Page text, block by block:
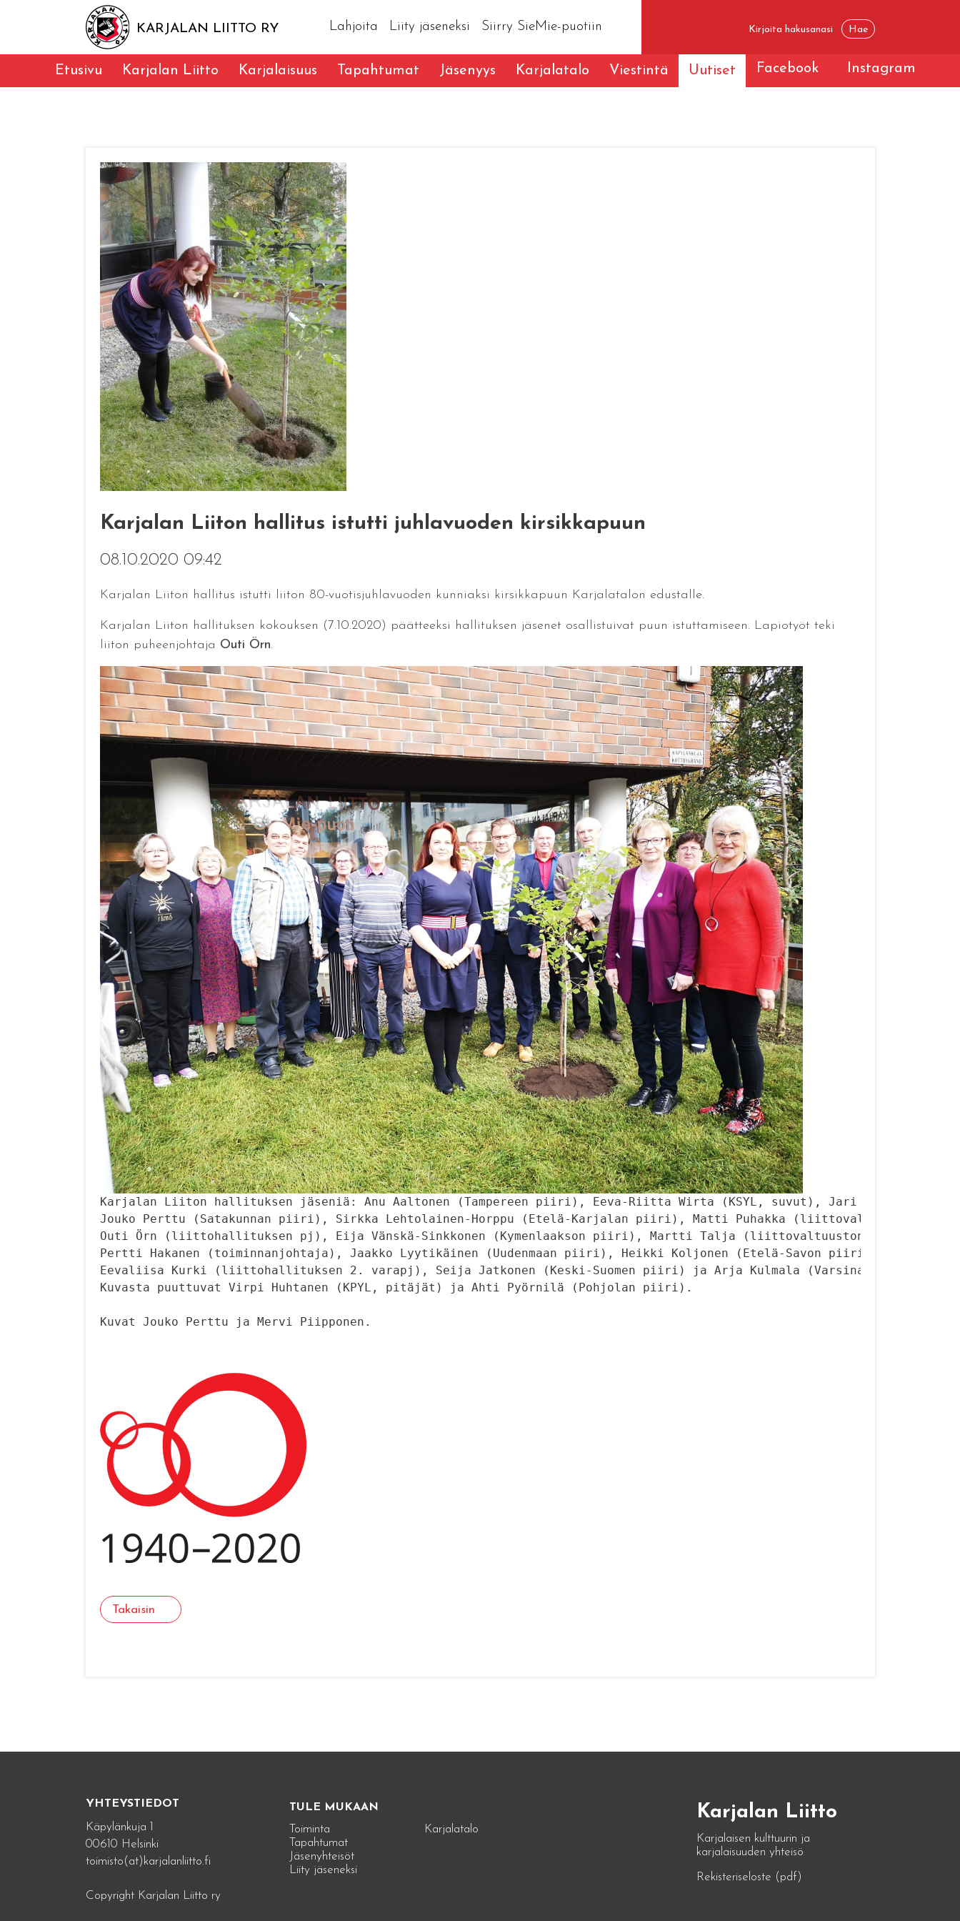
KARJALAN LIITTO RY Lahjoita Liity jäseneksi Siirry SieMie-puotiin
Etusivu Karjalan Liitto Karjalaisuus Tapahtumat Jäsenyys Karjalatalo Viestintä Uutiset Facebook Instagram
Karjalan Liiton hallitus istutti juhlavuoden kirsikkapuun
08.10.2020 09:42
Karjalan Liiton hallitus istutti liiton 80-vuotisjuhlavuoden kunniaksi kirsikkapuun Karjalatalon edustalle.
Karjalan Liiton hallituksen kokouksen (7.10.2020) päätteeksi hallituksen jäsenet osallistuivat puun istuttamiseen. Lapiotyöt teki
liiton puheenjohtaja Outi Örn.
Karjalan Liiton hallituksen jäseniä: Anu Aaltonen (Tampereen piiri), Eeva-Riitta Wirta (KSYL, suvut), Jari Laiho
Jouko Perttu (Satakunnan piiri), Sirkka Lehtolainen-Horppu (Etelä-Karjalan piiri), Matti Puhakka (liittovaltuuston pj),
Outi Örn (liittohallituksen pj), Eija Vänskä-Sinkkonen (Kymenlaakson piiri), Martti Talja (liittovaltuuston 1. varapj),
Pertti Hakanen (toiminnanjohtaja), Jaakko Lyytikäinen (Uudenmaan piiri), Heikki Koljonen (Etelä-Savon piiri),
Eevaliisa Kurki (liittohallituksen 2. varapj), Seija Jatkonen (Keski-Suomen piiri) ja Arja Kulmala (Varsinais-Suomen
Kuvasta puuttuvat Virpi Huhtanen (KPYL, pitäjät) ja Ahti Pyörnilä (Pohjolan piiri).
Kuvat Jouko Perttu ja Mervi Piipponen.
Takaisin
YHTEYSTIEDOT
Käpylänkuja 1
00610 Helsinki
toimisto(at)karjalanliitto.fi
Copyright Karjalan Liitto ry
TULE MUKAAN
Toiminta
Tapahtumat
Jäsenyhteisöt
Liity jäseneksi
Karjalatalo
Karjalan Liitto
Karjalaisen kulttuurin ja
karjalaisuuden yhteisö
Rekisteriseloste (pdf)